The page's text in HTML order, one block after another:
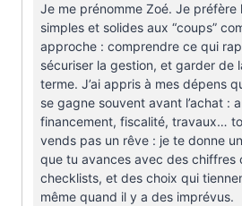
Je me prénomme Zoé. Je préfère
simples et solides aux “coups”
approche : comprendre ce qui
sécuriser la gestion, et garder de
terme. J’ai appris à mes dépens
se gagne souvent avant l’achat :
financement, fiscalité, travaux…
vends pas un rêve : je te donne
que tu avances avec des chiffres
checklists, et des choix qui
même quand il y a des imprévus.